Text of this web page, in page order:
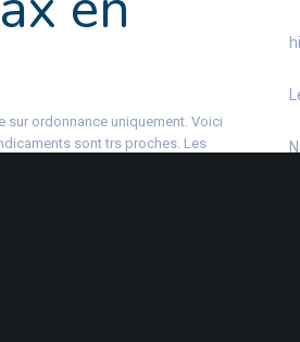
sur ordonnance uniquement. Voici
sont trs proches. Les